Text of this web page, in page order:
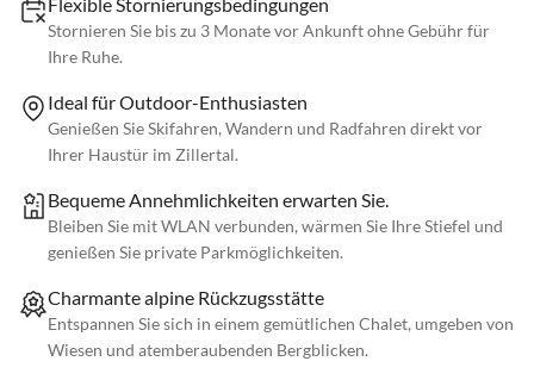
Flexible Stornierungsbedingungen
Stornieren Sie bis zu 3 Monate vor Ankunft ohne Gebühr für
Ihre Ruhe.
Ideal für Outdoor-Enthusiasten
Genießen Sie Skifahren, Wandern und Radfahren direkt vor
Ihrer Haustür im Zillertal.
Bequeme Annehmlichkeiten erwarten Sie.
Bleiben Sie mit WLAN verbunden, wärmen Sie Ihre Stiefel und
genießen Sie private Parkmöglichkeiten.
Charmante alpine Rückzugsstätte
Entspannen Sie sich in einem gemütlichen Chalet, umgeben von
Wiesen und atemberaubenden Bergblicken.